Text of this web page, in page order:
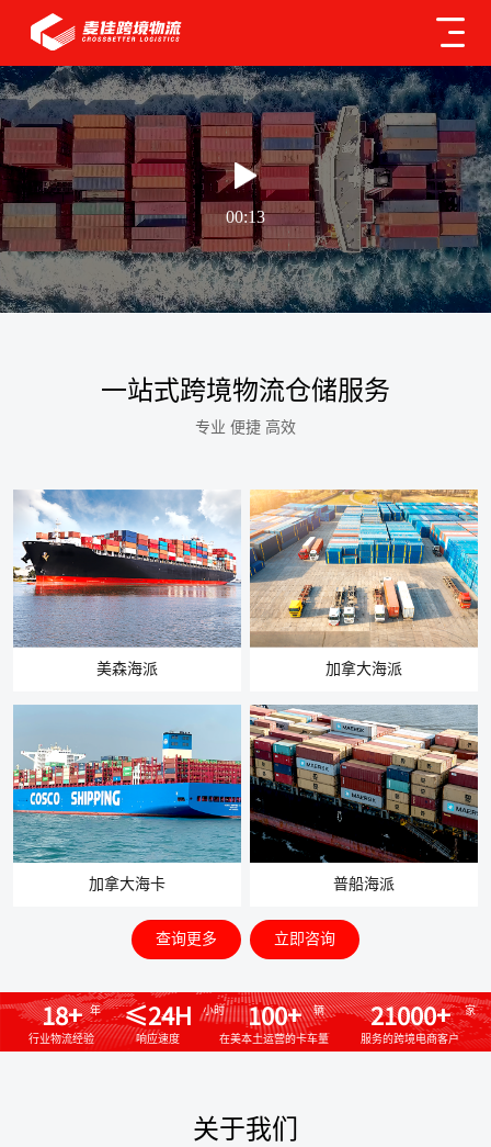
00:13
一站式跨境物流仓储服务
专业 便捷 高效
美森海派 加拿大海派
加拿大海卡 普船海派
查询更多 立即咨询
18+
行业物流经验
年 ≤24H
响应速度
小时 100+
在美本土运营的卡车量
辆 21000+
服务的跨境电商客户
家
关于我们